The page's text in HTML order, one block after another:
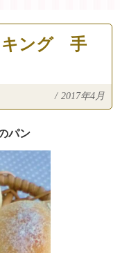
キング 手
/ 2017年4月
パン